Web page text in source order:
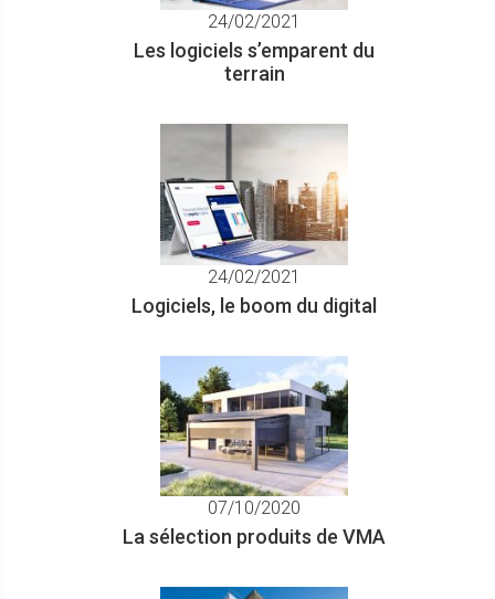
24/02/2021
Les logiciels s’emparent du
terrain
24/02/2021
Logiciels, le boom du digital
07/10/2020
La sélection produits de VMA